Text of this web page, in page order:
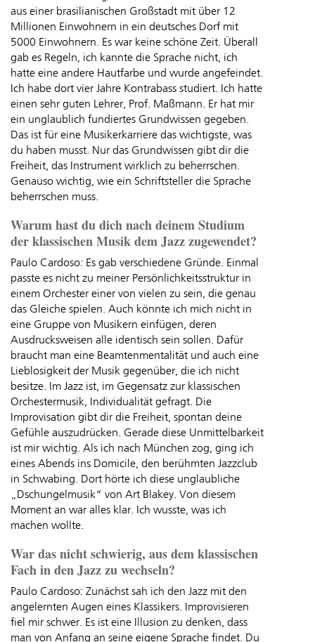
aus einer brasilianischen Großstadt mit über 12
Millionen Einwohnern in ein deutsches Dorf mit
5000 Einwohnern. Es war keine schöne Zeit. Überall
gab es Regeln, ich kannte die Sprache nicht, ich
hatte eine andere Hautfarbe und wurde angefeindet.
Ich habe dort vier Jahre Kontrabass studiert. Ich hatte
einen sehr guten Lehrer, Prof. Maßmann. Er hat mir
ein unglaublich fundiertes Grundwissen gegeben.
Das ist für eine Musikerkarriere das wichtigste, was
du haben musst. Nur das Grundwissen gibt dir die
Freiheit, das Instrument wirklich zu beherrschen.
Genauso wichtig, wie ein Schriftsteller die Sprache
beherrschen muss.
Warum hast du dich nach deinem Studium
der klassischen Musik dem Jazz zugewendet?
Paulo Cardoso: Es gab verschiedene Gründe. Einmal
passte es nicht zu meiner Persönlichkeitsstruktur in
einem Orchester einer von vielen zu sein, die genau
das Gleiche spielen. Auch könnte ich mich nicht in
eine Gruppe von Musikern einfügen, deren
Ausdrucksweisen alle identisch sein sollen. Dafür
braucht man eine Beamtenmentalität und auch eine
Lieblosigkeit der Musik gegenüber, die ich nicht
besitze. Im Jazz ist, im Gegensatz zur klassischen
Orchestermusik, Individualität gefragt. Die
Improvisation gibt dir die Freiheit, spontan deine
Gefühle auszudrücken. Gerade diese Unmittelbarkeit
ist mir wichtig. Als ich nach München zog, ging ich
eines Abends ins Domicile, den berühmten Jazzclub
in Schwabing. Dort hörte ich diese unglaubliche
„Dschungelmusik“ von Art Blakey. Von diesem
Moment an war alles klar. Ich wusste, was ich
machen wollte.
War das nicht schwierig, aus dem klassischen
Fach in den Jazz zu wechseln?
Paulo Cardoso: Zunächst sah ich den Jazz mit den
angelernten Augen eines Klassikers. Improvisieren
fiel mir schwer. Es ist eine Illusion zu denken, dass
man von Anfang an seine eigene Sprache findet. Du